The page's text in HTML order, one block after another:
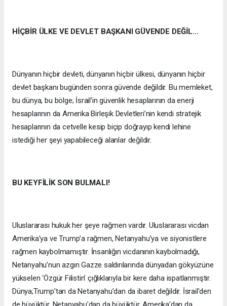
HİÇBİR ÜLKE VE DEVLET BAŞKANI GÜVENDE DEĞİL…
Dünyanın hiçbir devleti, dünyanın hiçbir ülkesi, dünyanın hiçbir
devlet başkanı bugünden sonra güvende değildir. Bu memleket,
bu dünya, bu bölge; İsrail’in güvenlik hesaplarının da enerji
hesaplarının da Amerika Birleşik Devletleri’nin kendi stratejik
hesaplarının da cetvelle kesip biçip doğrayıp kendi lehine
istediği her şeyi yapabileceği alanlar değildir.
BU KEYFİLİK SON BULMALI!
Uluslararası hukuk her şeye rağmen vardır. Uluslararası vicdan
Amerika’ya ve Trump’a rağmen, Netanyahu’ya ve siyonistlere
rağmen kaybolmamıştır. İnsanlığın vicdanının kaybolmadığı,
Netanyahu’nun azgın Gazze saldırılarında dünyadan gökyüzüne
yükselen ‘Özgür Filistin’ çığlıklarıyla bir kere daha ispatlanmıştır.
Dünya;Trump’tan da Netanyahu’dan da ibaret değildir. İsrail’den